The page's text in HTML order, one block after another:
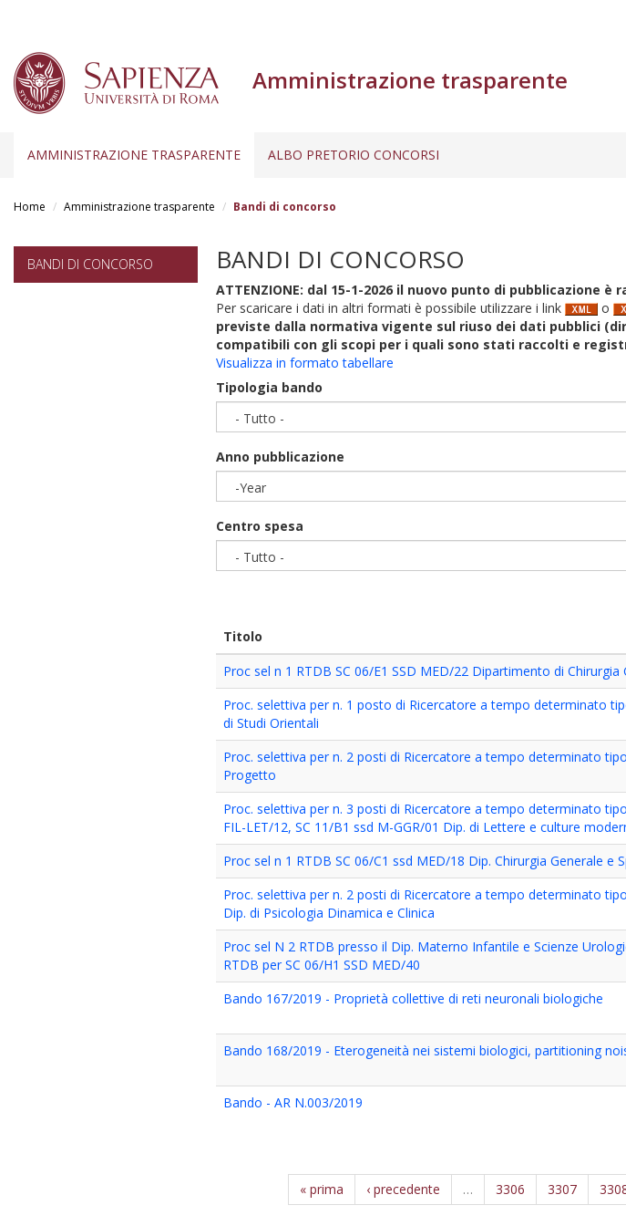
Amministrazione trasparente
AMMINISTRAZIONE TRASPARENTE ALBO PRETORIO CONCORSI
Home Amministrazione trasparente Bandi di concorso
BANDI DI CONCORSO BANDI DI CONCORSO
ATTENZIONE: dal 15-1-2026 il nuovo punto di pubblicazione
Per scaricare i dati in altri formati è possibile utilizzare i link
o
previste dalla normativa vigente sul riuso dei dati pubblici
compatibili con gli scopi per i quali sono stati raccolti e
Visualizza in formato tabellare
Tipologia bando
- Tutto -
Anno pubblicazione
-Year
Centro spesa
- Tutto -
Titolo
Proc sel n 1 RTDB SC 06/E1 SSD MED/22 Dipartimento di
Proc. selettiva per n. 1 posto di Ricercatore a tempo determinato
di Studi Orientali
Proc. selettiva per n. 2 posti di Ricercatore a tempo determinato
Progetto
Proc. selettiva per n. 3 posti di Ricercatore a tempo determinato
FIL-LET/12, SC 11/B1 ssd M-GGR/01 Dip. di Lettere e culture
Proc sel n 1 RTDB SC 06/C1 ssd MED/18 Dip. Chirurgia Generale e
Proc. selettiva per n. 2 posti di Ricercatore a tempo determinato
Dip. di Psicologia Dinamica e Clinica
Proc sel N 2 RTDB presso il Dip. Materno Infantile e Scienze
RTDB per SC 06/H1 SSD MED/40
Bando 167/2019 - Proprietà collettive di reti neuronali biologiche
Bando 168/2019 - Eterogeneità nei sistemi biologici, partitioning
Bando - AR N.003/2019
« prima ‹ precedente … 3306 3307